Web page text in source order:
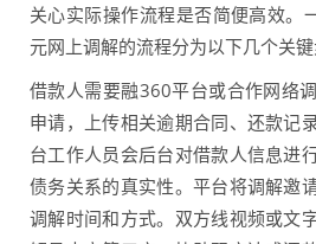
关心实际操作流程是否简便高效。
元网上调解的流程分为以下几个关
借款人需要融360平台或合作网络
申请，上传相关逾期合同、还款记
台工作人员会后台对借款人信息进
债务关系的真实性。平台将调解邀
调解时间和方式。双方线视频或文